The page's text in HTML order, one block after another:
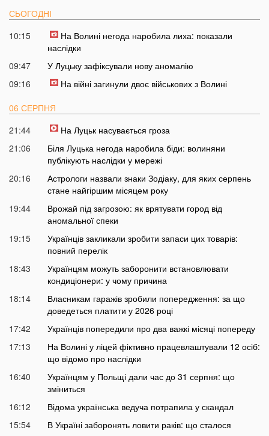
СЬОГОДНІ
10:15
На Волині негода наробила лиха: показали
наслідки
09:47
У Луцьку зафіксували нову аномалію
09:16
На війні загинули двоє військових з Волині
06 СЕРПНЯ
21:44
На Луцьк насувається гроза
21:06
Біля Луцька негода наробила біди: волиняни
публікують наслідки у мережі
20:16
Астрологи назвали знаки Зодіаку, для яких серпень
стане найгіршим місяцем року
19:44
Врожай під загрозою: як врятувати город від
аномальної спеки
19:15
Українців закликали зробити запаси цих товарів:
повний перелік
18:43
Українцям можуть заборонити встановлювати
кондиціонери: у чому причина
18:14
Власникам гаражів зробили попередження: за що
доведеться платити у 2026 році
17:42
Українців попередили про два важкі місяці попереду
17:13
На Волині у ліцей фіктивно працевлаштували 12 осіб:
що відомо про наслідки
16:40
Українцям у Польщі дали час до 31 серпня: що
зміниться
16:12
Відома українська ведуча потрапила у скандал
15:54
В Україні заборонять ловити раків: що сталося